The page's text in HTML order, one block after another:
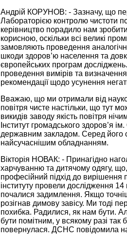
Андрій КОРУНОВ: - Зазначу, що
Лабораторією контролю чистоти
керівництво порадило нам
корисною, оскільки всі великі
замовляють проведення
шкоди здоров’ю населення та
європейських програм
проведення вимірів та
рекомендації щодо усунення
Вважаю, що ми отримали від
повітря чисте настільки, що тут
викидів заводу якість повітря
Інститут громадського
державним закладом. Серед його
найсучаснішим обладнанням.
Вікторія НОВАК: - Принагідно
харчуванню та дитячому одягу,
професійний підхід до
інституту провели дослідження
почалися задимлення. Якщо
розігнав димову завісу. Ми тоді
похибка. Радилися, як нам бути.
бути помітним, у всякому разі так
повернулася. ДСНС повідомила